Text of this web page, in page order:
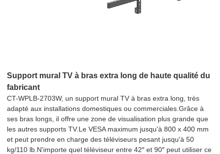
Support mural TV à bras extra long de haute qualité du
fabricant
CT-WPLB-2703W, un support mural TV à bras extra long, très
adapté aux installations domestiques ou commerciales.Grâce à
ses bras longs, il offre une zone de visualisation plus grande que
les autres supports TV.Le VESA maximum jusqu'à 800 x 400 mm
et peut prendre en charge des téléviseurs pesant jusqu'à 50
kg/110 lb.N'importe quel téléviseur entre 42″ et 90″ peut utiliser ce